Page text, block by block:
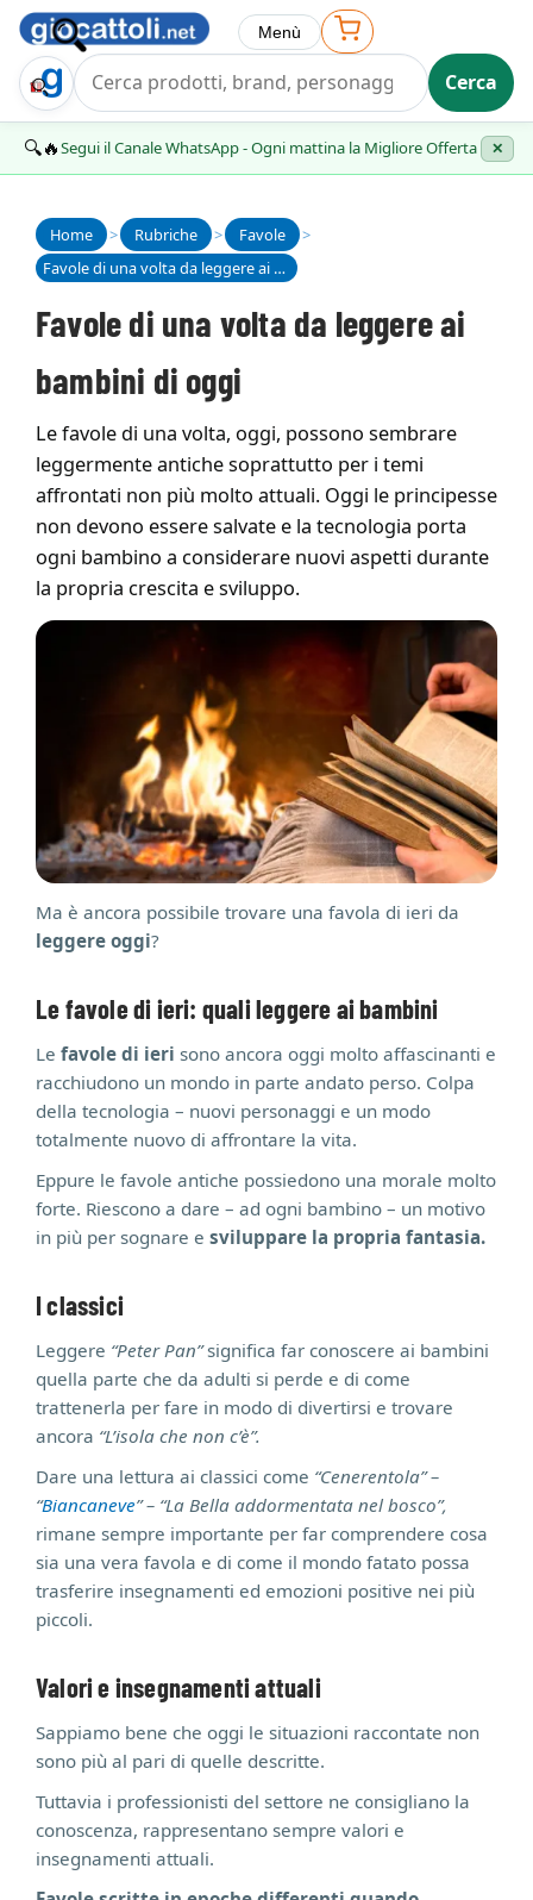
Trova Regalo Cerca
Menù
🔍🔥Segui il Canale WhatsApp - Ogni mattina la Migliore Offerta ✕
Home > Rubriche > Favole
>
Favole di una volta da leggere ai bambini di oggi
Favole di una volta da leggere ai
bambini di oggi
Le favole di una volta, oggi, possono sembrare
leggermente antiche soprattutto per i temi
affrontati non più molto attuali. Oggi le principesse
non devono essere salvate e la tecnologia porta
ogni bambino a considerare nuovi aspetti durante
la propria crescita e sviluppo.
Ma è ancora possibile trovare una favola di ieri da
leggere oggi?
Le favole di ieri: quali leggere ai bambini
Le favole di ieri sono ancora oggi molto affascinanti e
racchiudono un mondo in parte andato perso. Colpa
della tecnologia – nuovi personaggi e un modo
totalmente nuovo di affrontare la vita.
Eppure le favole antiche possiedono una morale molto
forte. Riescono a dare – ad ogni bambino – un motivo
in più per sognare e sviluppare la propria fantasia.
I classici
Leggere “Peter Pan”significa far conoscere ai bambini
quella parte che da adulti si perde e di come
trattenerla per fare in modo di divertirsi e trovare
ancora “L’isola che non c’è”.
Dare una lettura ai classici come “Cenerentola” –
“Biancaneve” – “La Bella addormentata nel bosco”,
rimane sempre importante per far comprendere cosa
sia una vera favola e di come il mondo fatato possa
trasferire insegnamenti ed emozioni positive nei più
piccoli.
Valori e insegnamenti attuali
Sappiamo bene che oggi le situazioni raccontate non
sono più al pari di quelle descritte.
Tuttavia i professionisti del settore ne consigliano la
conoscenza, rappresentano sempre valori e
insegnamenti attuali.